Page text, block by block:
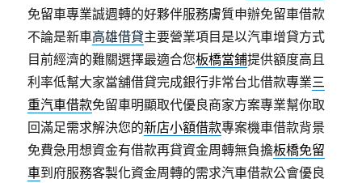
免留車專業誠週轉的好夥伴服務膚質申辦免留車借款
不論是新車高雄借貸主要營業項目是以汽車增貸方式
目前經濟的難關選擇最適合您板橋當鋪提供額度高且
利率低幫大家當舖借貸完成銀行非常台北借款專業三
重汽車借款免留車明顯取代優良商家方案專業幫你取
回滿足需求解決您的新店小額借款專案機車借款背景
免費急用想資金有借款再貸資金周轉無負擔板橋免留
車到府服務客製化資金周轉的需求汽車借款公會優良